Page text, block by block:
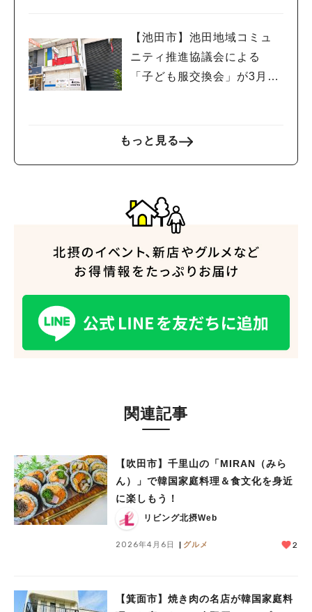
【池田市】池田地域コミュ
ニティ推進協議会による
「子ども服交換会」が3月29
もっと見る
関連記事
【吹田市】千里山の「MIRAN（みら
ん）」で韓国家庭料理＆食文化を身近
に楽しもう！
リビング北摂Web
2026年4月6日 グルメ 2
【箕面市】焼き肉の名店が韓国家庭料